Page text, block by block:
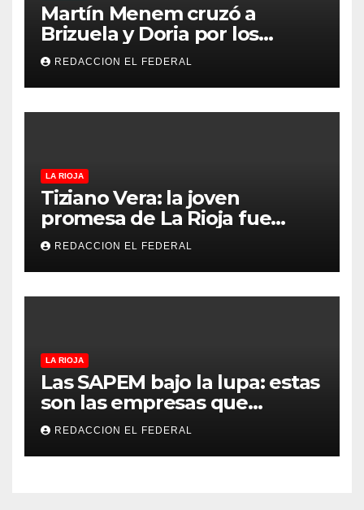
Martín Menem cruzó a
Brizuela y Doria por los
incendios en Guanchín:
“Miente descaradamente”
REDACCION EL FEDERAL
LA RIOJA
Tiziano Vera: la joven
promesa de La Rioja fue
convocado a la Selección
Argentina sub-15
REDACCION EL FEDERAL
LA RIOJA
Las SAPEM bajo la lupa: estas
son las empresas que
evalúan vender a capitales
privados
REDACCION EL FEDERAL